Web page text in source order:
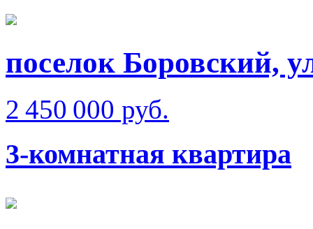
поселок Боровский,
2 450 000 руб.
3-комнатная квартира